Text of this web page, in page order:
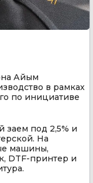
Айым
в рамках
по инициативе
заем под 2,5% и
На
машины,
DTF-принтер и